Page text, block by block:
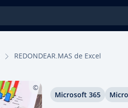
REDONDEAR.MAS de Excel
Microsoft 365